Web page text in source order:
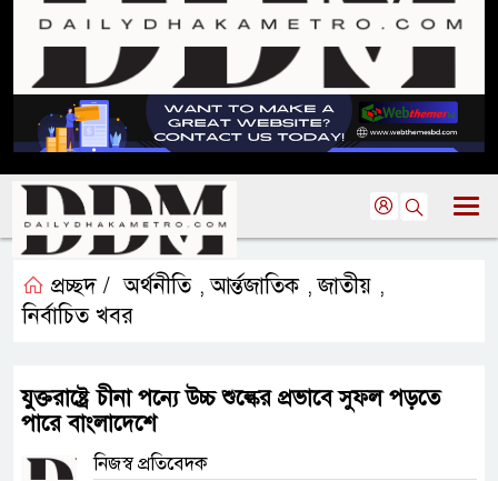
প্রচ্ছদ / অর্থনীতি ,আর্ন্তজাতিক ,জাতীয় ,
নির্বাচিত খবর
যুক্তরাষ্ট্রে চীনা পন্যে উচ্চ শুল্কের প্রভাবে সুফল পড়তে
পারে বাংলাদেশে
নিজস্ব প্রতিবেদক